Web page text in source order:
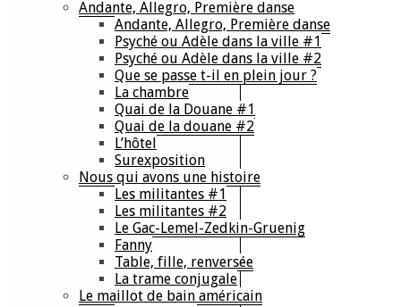
Andante, Allegro, Première danse
Andante, Allegro, Première danse
Psyché ou Adèle dans la ville #1
Psyché ou Adèle dans la ville #2
Que se passe t-il en plein jour ?
La chambre
Quai de la Douane #1
Quai de la douane #2
L’hôtel
Surexposition
Nous qui avons une histoire
Les militantes #1
Les militantes #2
Le Gac-Lemel-Zedkin-Gruenig
Fanny
Table, fille, renversée
La trame conjugale
Le maillot de bain américain